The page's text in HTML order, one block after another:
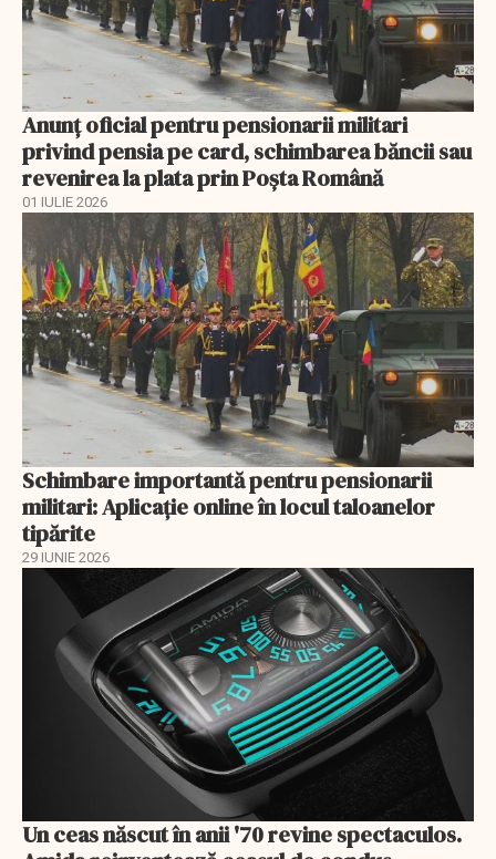
Anunţ oficial pentru pensionarii militari
privind pensia pe card, schimbarea băncii sau
revenirea la plata prin Poşta Română
01 IULIE 2026
Schimbare importantă pentru pensionarii
militari: Aplicaţie online în locul taloanelor
tipărite
29 IUNIE 2026
Un ceas născut în anii '70 revine spectaculos.